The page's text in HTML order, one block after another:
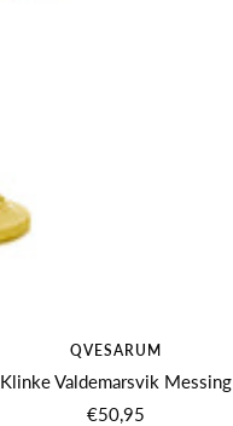
QVESARUM
Klinke Valdemarsvik Messing
Angebotspreis
€50,95